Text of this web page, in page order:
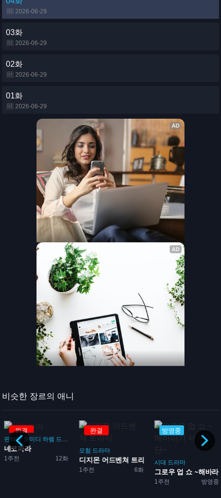
2026-06-29
03화
2026-06-29
02화
2026-06-29
01화
2026-06-29
비슷한 장르의 애니
완결
판타지 코미디 하렘 드라마 로맨스
1주전 12화
네코파라
완결
모험 드라마
1주전 6화
디지몬 어드벤쳐 트라이
방영중
시대 드라마
1주전 방영중
그로우 업 쇼 ~해바라